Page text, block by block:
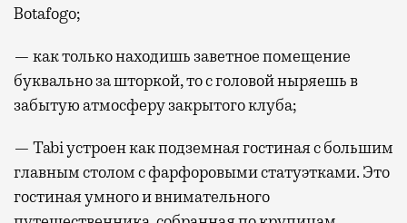
Botafogo;
— как только находишь заветное помещение
буквально за шторкой, то с головой ныряешь в
забытую атмосферу закрытого клуба;
— Tabi устроен как подземная гостиная с большим
главным столом с фарфоровыми статуэтками. Это
гостиная умного и внимательного